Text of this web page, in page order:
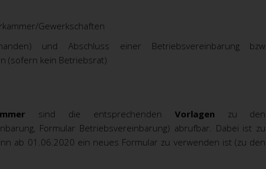
Gewerkschaften
und Abschluss einer Betriebsvereinbarung bzw
(sofern kein Betriebsrat)
sind die entsprechenden Vorlagen zu den
Formular Betriebsvereinbarung) abrufbar. Dabei ist zu
ab 01.06.2020 ein neues Formular zu verwenden ist (zu den